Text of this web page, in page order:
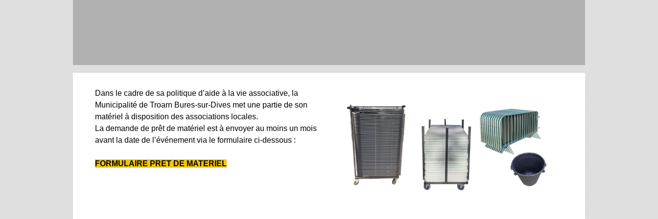
Dans le cadre de sa politique d’aide à la vie associative, la
Municipalité de Troarn Bures-sur-Dives met une partie de son
matériel à disposition des associations locales.
La demande de prêt de matériel est à envoyer au moins un mois
avant la date de l’événement via le formulaire ci-dessous :
FORMULAIRE PRET DE MATERIEL